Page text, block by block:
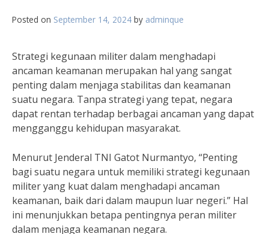
Posted on September 14, 2024 by adminque
Strategi kegunaan militer dalam menghadapi
ancaman keamanan merupakan hal yang sangat
penting dalam menjaga stabilitas dan keamanan
suatu negara. Tanpa strategi yang tepat, negara
dapat rentan terhadap berbagai ancaman yang dapat
mengganggu kehidupan masyarakat.
Menurut Jenderal TNI Gatot Nurmantyo, “Penting
bagi suatu negara untuk memiliki strategi kegunaan
militer yang kuat dalam menghadapi ancaman
keamanan, baik dari dalam maupun luar negeri.” Hal
ini menunjukkan betapa pentingnya peran militer
dalam menjaga keamanan negara.